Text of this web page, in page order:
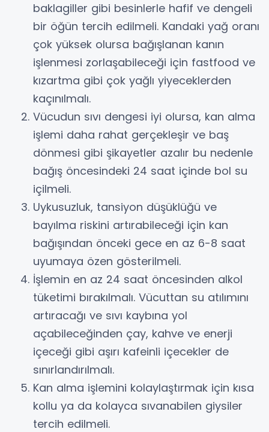
baklagiller gibi besinlerle hafif ve dengeli
bir öğün tercih edilmeli. Kandaki yağ oranı
çok yüksek olursa bağışlanan kanın
işlenmesi zorlaşabileceği için fastfood ve
kızartma gibi çok yağlı yiyeceklerden
kaçınılmalı.
Vücudun sıvı dengesi iyi olursa, kan alma
işlemi daha rahat gerçekleşir ve baş
dönmesi gibi şikayetler azalır bu nedenle
bağış öncesindeki 24 saat içinde bol su
içilmeli.
Uykusuzluk, tansiyon düşüklüğü ve
bayılma riskini artırabileceği için kan
bağışından önceki gece en az 6-8 saat
uyumaya özen gösterilmeli.
İşlemin en az 24 saat öncesinden alkol
tüketimi bırakılmalı. Vücuttan su atılımını
artıracağı ve sıvı kaybına yol
açabileceğinden çay, kahve ve enerji
içeceği gibi aşırı kafeinli içecekler de
sınırlandırılmalı.
Kan alma işlemini kolaylaştırmak için kısa
kollu ya da kolayca sıvanabilen giysiler
tercih edilmeli.